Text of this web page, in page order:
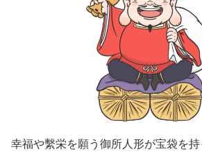
幸福や繫栄を願う御所人形が宝袋を